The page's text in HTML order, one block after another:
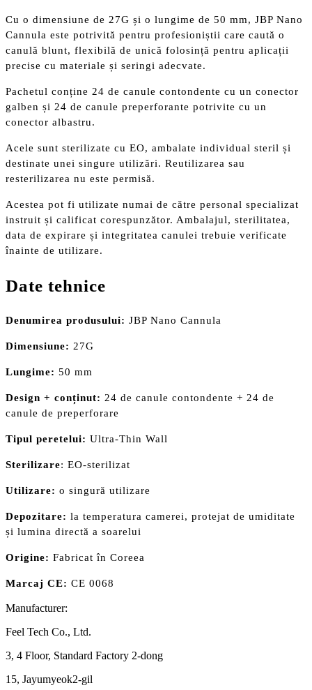
Cu o dimensiune de 27G și o lungime de 50 mm, JBP Nano
Cannula este potrivită pentru profesioniștii care caută o
canulă blunt, flexibilă de unică folosință pentru aplicații
precise cu materiale și seringi adecvate.
Pachetul conține 24 de canule contondente cu un conector
galben și 24 de canule preperforante potrivite cu un
conector albastru.
Acele sunt sterilizate cu EO, ambalate individual steril și
destinate unei singure utilizări. Reutilizarea sau
resterilizarea nu este permisă.
Acestea pot fi utilizate numai de către personal specializat
instruit și calificat corespunzător. Ambalajul, sterilitatea,
data de expirare și integritatea canulei trebuie verificate
înainte de utilizare.
Date tehnice
Denumirea produsului: JBP Nano Cannula
Dimensiune: 27G
Lungime: 50 mm
Design + conținut: 24 de canule contondente + 24 de
canule de preperforare
Tipul peretelui: Ultra-Thin Wall
Sterilizare: EO-sterilizat
Utilizare: o singură utilizare
Depozitare: la temperatura camerei, protejat de umiditate
și lumina directă a soarelui
Origine: Fabricat în Coreea
Marcaj CE: CE 0068
Manufacturer:
Feel Tech Co., Ltd.
3, 4 Floor, Standard Factory 2-dong
15, Jayumyeok2-gil